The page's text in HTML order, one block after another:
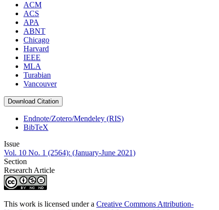
ACM
ACS
APA
ABNT
Chicago
Harvard
IEEE
MLA
Turabian
Vancouver
Download Citation
Endnote/Zotero/Mendeley (RIS)
BibTeX
Issue
Vol. 10 No. 1 (2564): (January-June 2021)
Section
Research Article
This work is licensed under a Creative Commons Attribution-